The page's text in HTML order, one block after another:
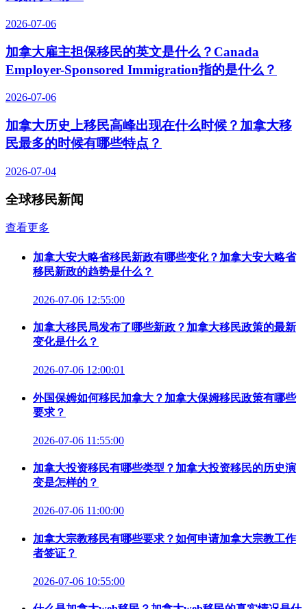
2026-07-06
加拿大雇主担保移民的英文是什么？Canada
Employer-Sponsored Immigration指的是什么？
2026-07-06
加拿大历史上移民高峰出现在什么时候？加拿大移
民最多的时候有哪些特点？
2026-07-04
全球移民新闻
查看更多
加拿大安大略省移民新政有哪些变化？加拿大安大略省
移民新政的趋势是什么？
2026-07-06 12:55:00
加拿大移民局发布了哪些新政？加拿大移民政策的最新
变化是什么？
2026-07-06 12:00:01
外国保姆如何移民加拿大？加拿大保姆移民政策有哪些
要求？
2026-07-06 11:55:00
加拿大投资移民有哪些类型？加拿大投资移民的历史演
变是怎样的？
2026-07-06 11:00:00
加拿大宗教移民有哪些要求？如何申请加拿大宗教工作
者签证？
2026-07-06 10:55:00